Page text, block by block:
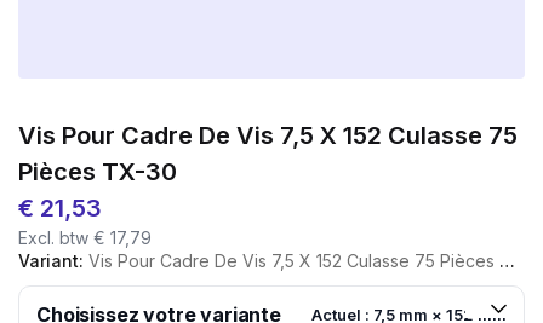
Vis Pour Cadre De Vis 7,5 X 152 Culasse 75
Pièces TX-30
€ 21,53
Excl. btw € 17,79
Variant: Vis Pour Cadre De Vis 7,5 X 152 Culasse 75 Pièces TX-30
Choisissez votre variante Actuel : 7,5 mm × 152 mm